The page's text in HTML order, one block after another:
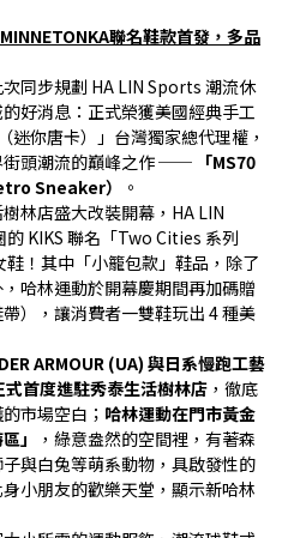
聯名鞋款首發，多品
同步規劃 HA LIN Sports 潮流休
好消息：正式榮獲美國經典手工
迷你唐卡）」台灣獨家總代理權，
街頭潮流的巔峰之作 ── 「MS70
Sneaker）
。
林店盛大改裝開幕，HA LIN
KIKS 聯名「Two Cities 系列
鞋！其中「小籠包款」鞋品，除了
哈林運動於開幕慶期間再加碼贈
），讓消費者一雙鞋玩出 4 種美
ARMOUR (UA) 與日系慢跑工藝
首度進駐秀泰生活樹林店 ，徹底
市場空白； 哈林運動在門市黃金
」
，綠意盎然的空間裡，有著森
與白兔等萌系動物，具啟發性的
小朋友的歡樂天堂，顯示新哈林